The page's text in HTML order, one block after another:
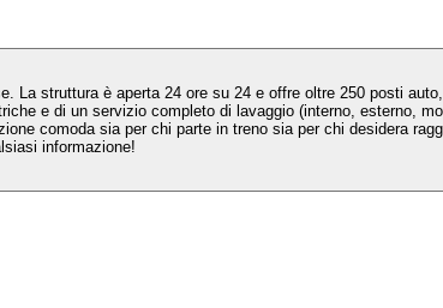
struttura è aperta 24 ore su 24 e offre oltre 250 posti
e di un servizio completo di lavaggio (interno, esterno,
comoda sia per chi parte in treno sia per chi desidera
informazione!